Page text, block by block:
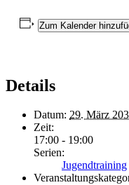
Zum Kalender
Details
Datum: 29. März
Zeit:
17:00 - 19:00
Serien:
Jugendtraining